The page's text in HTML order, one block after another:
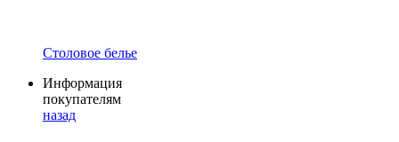
Столовое белье
Информация
покупателям
назад